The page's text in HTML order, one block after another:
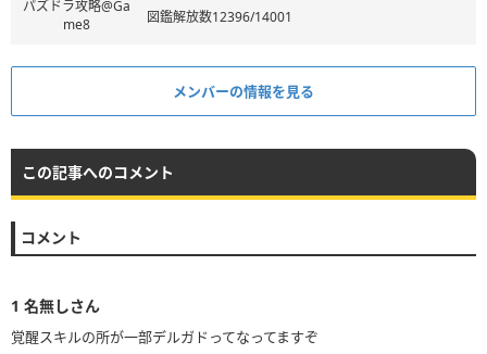
パズドラ攻略@Ga
me8
図鑑解放数12396/14001
メンバーの情報を見る
この記事へのコメント
コメント
1 名無しさん